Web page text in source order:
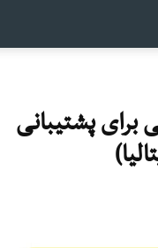
گردهمایی برای پشتیبانی